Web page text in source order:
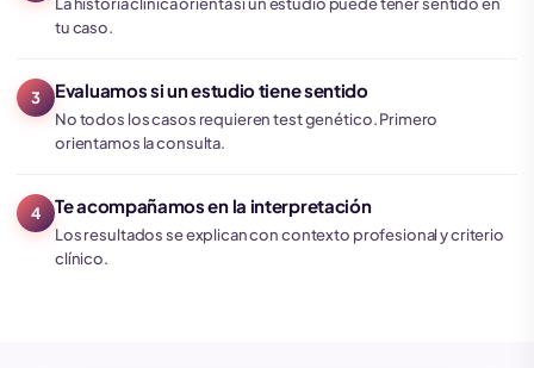
La historia clínica orienta si un estudio puede tener sentido en
tu caso.
3 Evaluamos si un estudio tiene sentido
No todos los casos requieren test genético. Primero
orientamos la consulta.
4 Te acompañamos en la interpretación
Los resultados se explican con contexto profesional y criterio
clínico.